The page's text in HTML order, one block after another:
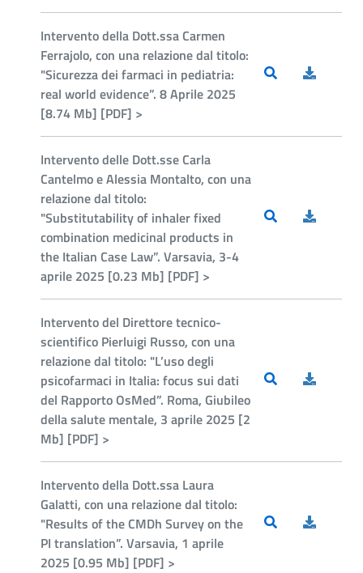
Intervento della Dott.ssa Carmen
Ferrajolo, con una relazione dal titolo:
"Sicurezza dei farmaci in pediatria:
real world evidence”. 8 Aprile 2025
[8.74 Mb] [PDF] >
Intervento delle Dott.sse Carla
Cantelmo e Alessia Montalto, con una
relazione dal titolo:
"Substitutability of inhaler fixed
combination medicinal products in
the Italian Case Law”. Varsavia, 3-4
aprile 2025 [0.23 Mb] [PDF] >
Intervento del Direttore tecnico-
scientifico Pierluigi Russo, con una
relazione dal titolo: "L’uso degli
psicofarmaci in Italia: focus sui dati
del Rapporto OsMed”. Roma, Giubileo
della salute mentale, 3 aprile 2025 [2
Mb] [PDF] >
Intervento della Dott.ssa Laura
Galatti, con una relazione dal titolo:
"Results of the CMDh Survey on the
PI translation”. Varsavia, 1 aprile
2025 [0.95 Mb] [PDF] >